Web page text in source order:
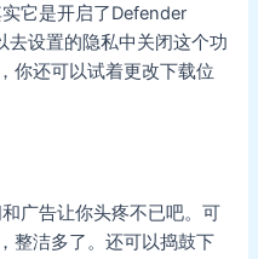
它是开启了Defender
去设置的隐私中关闭这个功
你还可以试着更改下载位
广告让你头疼不已吧。可
整洁多了。还可以捣鼓下